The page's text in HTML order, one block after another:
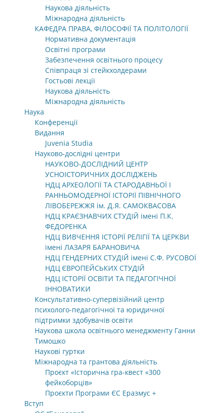
Наукова діяльність
Міжнародна діяльність
КАФЕДРА ПРАВА, ФІЛОСОФІЇ ТА ПОЛІТОЛОГІЇ
Нормативна документація
Освітні програми
Забезпечення освітнього процесу
Співпраця зі стейкхолдерами
Гостьові лекції
Наукова діяльність
Міжнародна діяльність
Наука
Конференції
Видання
Juvenia Studia
Науково-дослідні центри
НАУКОВО-ДОСЛІДНИЙ ЦЕНТР
УСНОІСТОРИЧНИХ ДОСЛІДЖЕНЬ
НДЦ АРХЕОЛОГІЇ ТА СТАРОДАВНЬОЇ І
РАННЬОМОДЕРНОЇ ІСТОРІЇ ПІВНІЧНОГО
ЛІВОБЕРЕЖЖЯ ім. Д.Я. САМОКВАСОВА
НДЦ КРАЄЗНАВЧИХ СТУДІЙ імені П.К.
ФЕДОРЕНКА
НДЦ ВИВЧЕННЯ ІСТОРІЇ РЕЛІГІЇ ТА ЦЕРКВИ
імені ЛАЗАРЯ БАРАНОВИЧА
НДЦ ГЕНДЕРНИХ СТУДІЙ імені С.Ф. РУСОВОЇ
НДЦ ЄВРОПЕЙСЬКИХ СТУДІЙ
НДЦ ІСТОРІЇ ОСВІТИ ТА ПЕДАГОГІЧНОЇ
ІННОВАТИКИ
Консультативно-супервізійний центр
психолого-педагогічної та юридичної
підтримки здобувачів освіти
Наукова школа освітнього менеджменту Ганни
Тимошко
Наукові гуртки
Міжнародна та грантова діяльність
Проєкт «Історична гра-квест «300
фейкоборців»
Проєкти Програми ЄС Еразмус +
Вступ